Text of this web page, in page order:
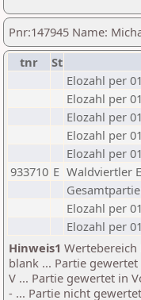
Pnr:147945 Name:
tnr
St
Elozahl per
Elozahl per
Elozahl per
Elozahl per
Elozahl per
933710 E Waldviertler
Elozahl per
Elozahl per
Hinweis1 Wertebereich
blank ... Partie
V ... Partie gewertet in
- ... Partie nicht